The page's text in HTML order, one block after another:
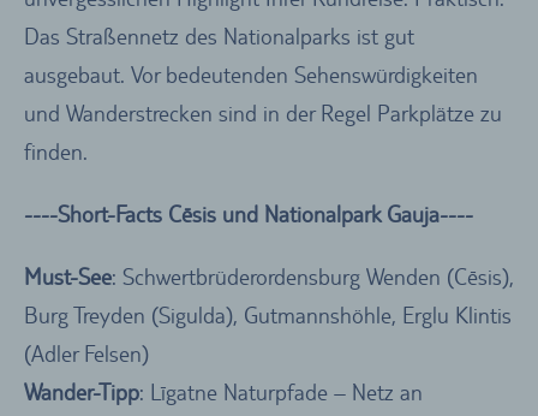
Das Straßennetz des Nationalparks ist gut
ausgebaut. Vor bedeutenden Sehenswürdigkeiten
und Wanderstrecken sind in der Regel Parkplätze zu
finden.
----Short-Facts Cēsis und Nationalpark Gauja----
Must-See: Schwertbrüderordensburg Wenden (Cēsis),
Burg Treyden (Sigulda), Gutmannshöhle, Erglu Klintis
(Adler Felsen)
Wander-Tipp: Līgatne Naturpfade – Netz an